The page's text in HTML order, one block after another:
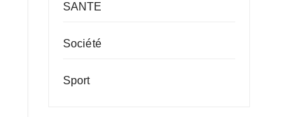
SANTE
Société
Sport